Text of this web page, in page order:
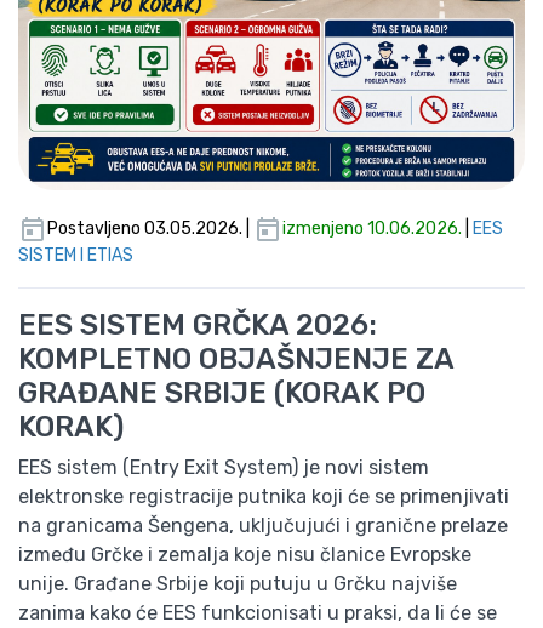
Postavljeno 03.05.2026. | izmenjeno 10.06.2026.
EES
SISTEM I ETIAS
EES SISTEM GRČKA 2026:
KOMPLETNO OBJAŠNJENJE ZA
GRAĐANE SRBIJE (KORAK PO
KORAK)
EES sistem (Entry Exit System) je novi sistem
elektronske registracije putnika koji će se primenjivati
na granicama Šengena, uključujući i granične prelaze
između Grčke i zemalja koje nisu članice Evropske
unije. Građane Srbije koji putuju u Grčku najviše
zanima kako će EES funkcionisati u praksi, da li će se